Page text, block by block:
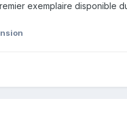
exemplaire disponible